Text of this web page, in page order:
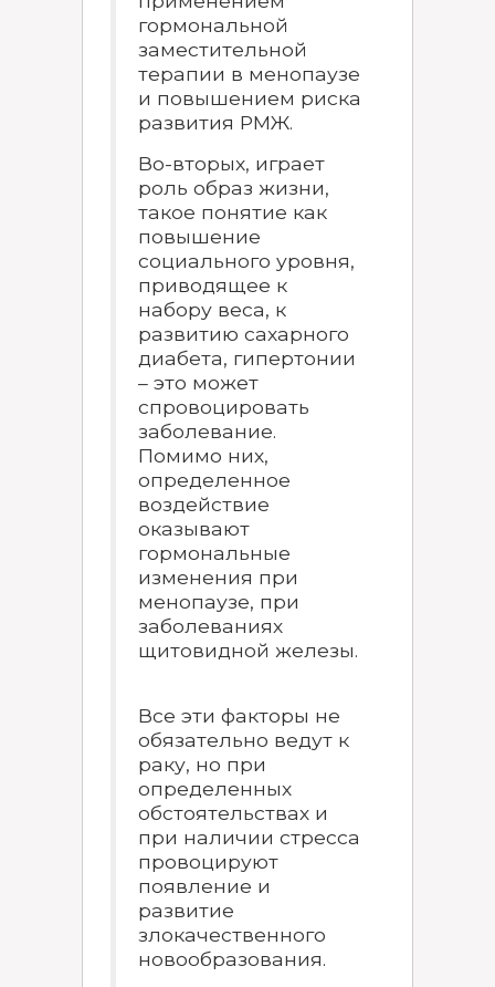
гормональной
заместительной
терапии в менопаузе
и повышением риска
развития РМЖ.
Во-вторых, играет
роль образ жизни,
такое понятие как
повышение
социального уровня,
приводящее к
набору веса, к
развитию сахарного
диабета, гипертонии
– это может
спровоцировать
заболевание.
Помимо них,
определенное
воздействие
оказывают
гормональные
изменения при
менопаузе, при
заболеваниях
щитовидной железы.
Все эти факторы не
обязательно ведут к
раку, но при
определенных
обстоятельствах и
при наличии стресса
провоцируют
появление и
развитие
злокачественного
новообразования.